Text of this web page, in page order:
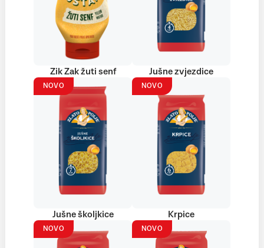
Zik Zak žuti senf Jušne zvjezdice
NOVO
Jušne školjkice
NOVO
Krpice
NOVO NOVO